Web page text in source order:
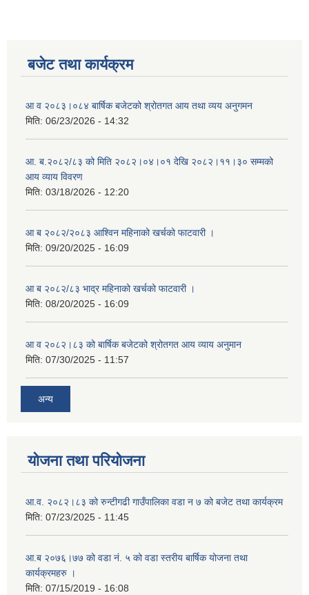
बजेट तथा कार्यक्रम
आ व २०८३।०८४ बार्षिक बजेटको श्रोतगत आय तथा व्यय अनुगमन
मिति: 06/23/2026 - 14:32
आ. ब.२०८२/८३ को मिति २०८२।०४।०१ देखि २०८२।११।३० सम्मको
आय व्याय विवरण
मिति: 03/18/2026 - 12:20
आ ब २०८२/२०८३ आश्विन महिनाको खर्चको फाटवारी ।
मिति: 09/20/2025 - 16:09
आ ब २०८२/८३ भाद्र महिनाको खर्चको फाटवारी ।
मिति: 08/20/2025 - 16:09
आ व २०८२।८३ को बार्षिक बजेटको श्रोतगत आय व्याय अनुमान
मिति: 07/30/2025 - 11:57
अन्य
योजना तथा परियोजना
आ.व. २०८२।८३ को रुन्टीगढी गाउँपालिका वडा न ७ को बजेट तथा कार्यक्रम
मिति: 07/23/2025 - 11:45
आ.ब २०७६।७७ को वडा नं. ५ को वडा स्तरीय बार्षिक योजना तथा
कार्यक्रमहरु ।
मिति: 07/15/2019 - 16:08